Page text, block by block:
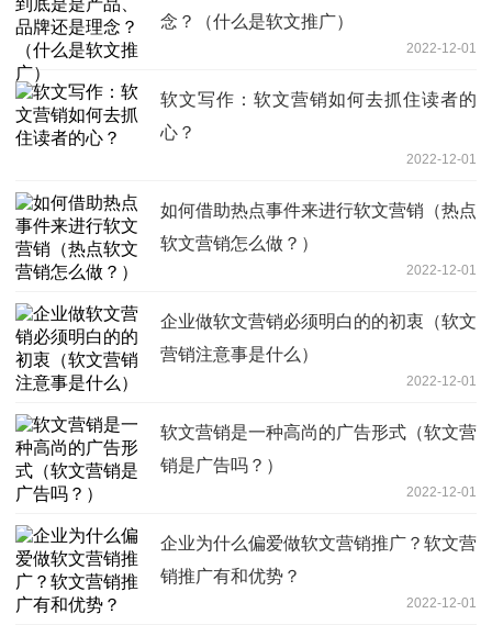
念？（什么是软文推广）
2022-12-01
软文写作：软文营销如何去抓住读者的
心？
2022-12-01
如何借助热点事件来进行软文营销（热点
软文营销怎么做？）
2022-12-01
企业做软文营销必须明白的的初衷（软文
营销注意事是什么）
2022-12-01
软文营销是一种高尚的广告形式（软文营
销是广告吗？）
2022-12-01
企业为什么偏爱做软文营销推广？软文营
销推广有和优势？
2022-12-01